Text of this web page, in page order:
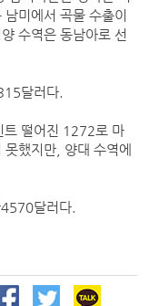
미에서 곡물 수출이
수역은 동남아로 선
달러다.
트 떨어진 1272로 마
했지만, 양대 수역에
달러다.